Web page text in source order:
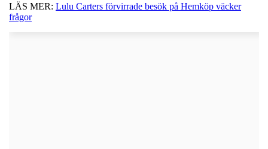
LÄS MER: Lulu Carters förvirrade besök på Hemköp väcker
frågor